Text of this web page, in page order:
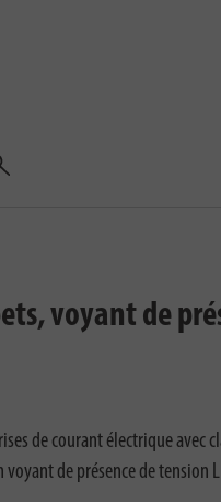
voyant de
de courant électrique avec
de présence de tension